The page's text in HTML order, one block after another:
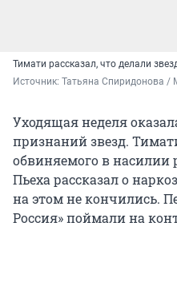
Тимати рассказал, что делали
Источник: Татьяна Спиридонова /
Уходящая неделя
признаний звезд.
обвиняемого в насилии
Пьеха рассказал о
на этом не кончились.
Россия» поймали на